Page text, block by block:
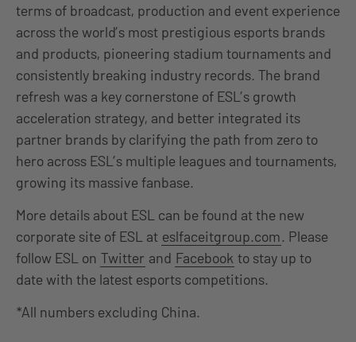
terms of broadcast, production and event experience
across the world’s most prestigious esports brands
and products, pioneering stadium tournaments and
consistently breaking industry records. The brand
refresh was a key cornerstone of ESL’s growth
acceleration strategy, and better integrated its
partner brands by clarifying the path from zero to
hero across ESL’s multiple leagues and tournaments,
growing its massive fanbase.
More details about ESL can be found at the new
corporate site of ESL at eslfaceitgroup.com. Please
follow ESL on Twitter and Facebook to stay up to
date with the latest esports competitions.
*All numbers excluding China.